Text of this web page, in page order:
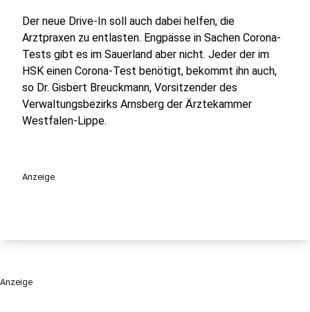
Der neue Drive-In soll auch dabei helfen, die
Arztpraxen zu entlasten. Engpässe in Sachen Corona-
Tests gibt es im Sauerland aber nicht. Jeder der im
HSK einen Corona-Test benötigt, bekommt ihn auch,
so Dr. Gisbert Breuckmann, Vorsitzender des
Verwaltungsbezirks Arnsberg der Ärztekammer
Westfalen-Lippe.
Anzeige
Anzeige